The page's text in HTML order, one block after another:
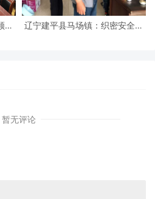
促
辽宁建平县马场镇：织密安全防
暂无评论